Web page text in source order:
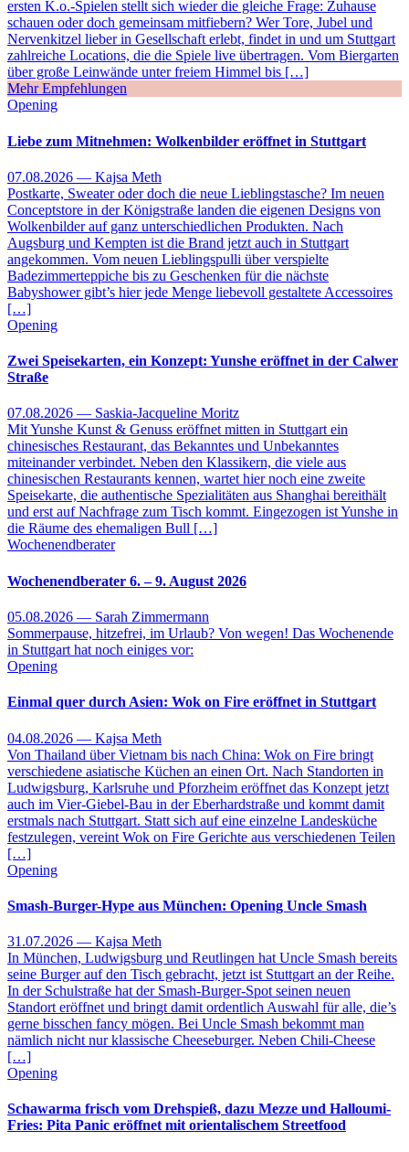
ersten K.o.-Spielen stellt sich wieder die gleiche Frage: Zuhause
schauen oder doch gemeinsam mitfiebern? Wer Tore, Jubel und
Nervenkitzel lieber in Gesellschaft erlebt, findet in und um Stuttgart
zahlreiche Locations, die die Spiele live übertragen. Vom Biergarten
über große Leinwände unter freiem Himmel bis […]
Mehr Empfehlungen
Opening
Liebe zum Mitnehmen: Wolkenbilder eröffnet in Stuttgart
07.08.2026 — Kajsa Meth
Postkarte, Sweater oder doch die neue Lieblingstasche? Im neuen
Conceptstore in der Königstraße landen die eigenen Designs von
Wolkenbilder auf ganz unterschiedlichen Produkten. Nach
Augsburg und Kempten ist die Brand jetzt auch in Stuttgart
angekommen. Vom neuen Lieblingspulli über verspielte
Badezimmerteppiche bis zu Geschenken für die nächste
Babyshower gibt’s hier jede Menge liebevoll gestaltete Accessoires
[…]
Opening
Zwei Speisekarten, ein Konzept: Yunshe eröffnet in der Calwer
Straße
07.08.2026 — Saskia-Jacqueline Moritz
Mit Yunshe Kunst & Genuss eröffnet mitten in Stuttgart ein
chinesisches Restaurant, das Bekanntes und Unbekanntes
miteinander verbindet. Neben den Klassikern, die viele aus
chinesischen Restaurants kennen, wartet hier noch eine zweite
Speisekarte, die authentische Spezialitäten aus Shanghai bereithält
und erst auf Nachfrage zum Tisch kommt. Eingezogen ist Yunshe in
die Räume des ehemaligen Bull […]
Wochenendberater
Wochenendberater 6. – 9. August 2026
05.08.2026 — Sarah Zimmermann
Sommerpause, hitzefrei, im Urlaub? Von wegen! Das Wochenende
in Stuttgart hat noch einiges vor:
Opening
Einmal quer durch Asien: Wok on Fire eröffnet in Stuttgart
04.08.2026 — Kajsa Meth
Von Thailand über Vietnam bis nach China: Wok on Fire bringt
verschiedene asiatische Küchen an einen Ort. Nach Standorten in
Ludwigsburg, Karlsruhe und Pforzheim eröffnet das Konzept jetzt
auch im Vier-Giebel-Bau in der Eberhardstraße und kommt damit
erstmals nach Stuttgart. Statt sich auf eine einzelne Landesküche
festzulegen, vereint Wok on Fire Gerichte aus verschiedenen Teilen
[…]
Opening
Smash-Burger-Hype aus München: Opening Uncle Smash
31.07.2026 — Kajsa Meth
In München, Ludwigsburg und Reutlingen hat Uncle Smash bereits
seine Burger auf den Tisch gebracht, jetzt ist Stuttgart an der Reihe.
In der Schulstraße hat der Smash-Burger-Spot seinen neuen
Standort eröffnet und bringt damit ordentlich Auswahl für alle, die’s
gerne bisschen fancy mögen. Bei Uncle Smash bekommt man
nämlich nicht nur klassische Cheeseburger. Neben Chili-Cheese
[…]
Opening
Schawarma frisch vom Drehspieß, dazu Mezze und Halloumi-
Fries: Pita Panic eröffnet mit orientalischem Streetfood